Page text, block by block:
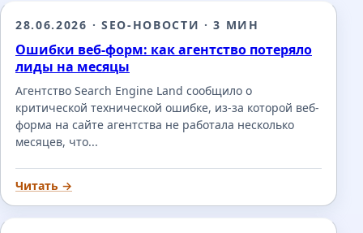
28.06.2026 · SEO-НОВОСТИ · 3 МИН
Ошибки веб-форм: как агентство потеряло
лиды на месяцы
Агентство Search Engine Land сообщило о
критической технической ошибке, из-за которой веб-
форма на сайте агентства не работала несколько
месяцев, что...
Читать →